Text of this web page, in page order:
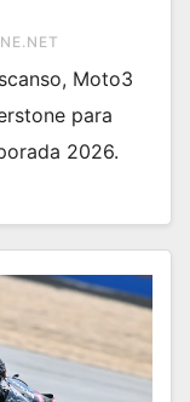
Moto3
para
2026.